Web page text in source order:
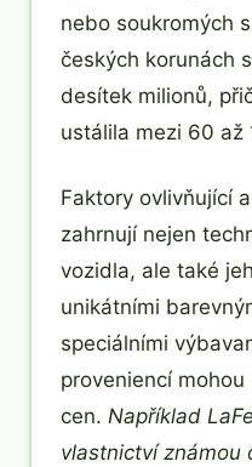
nebo soukromých
českých korunách
desítek milionů,
ustálila mezi 60 až
Faktory ovlivňující
zahrnují nejen
vozidla, ale také
unikátními
speciálními
proveniencí
cen. Například
vlastnictví známou